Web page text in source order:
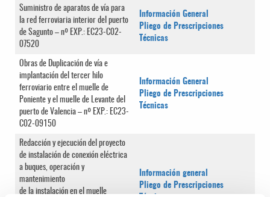
Suministro de aparatos de vía para
la red ferroviaria interior del puerto
de Sagunto – nº EXP.: EC23-C02-
07520
Información General
Pliego de Prescripciones
Técnicas
Obras de Duplicación de vía e
implantación del tercer hilo
ferroviario entre el muelle de
Poniente y el muelle de Levante del
puerto de Valencia – nº EXP.: EC23-
C02-09150
Información General
Pliego de Prescripciones
Técnicas
Redacción y ejecución del proyecto
de instalación de conexión eléctrica
a buques, operación y
mantenimiento
de la instalación en el muelle
Información general
Pliego de Prescripciones